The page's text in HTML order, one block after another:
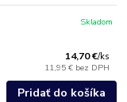
14,70 €/ks
11,95 € bez DPH
Skladom
Pridať do košíka